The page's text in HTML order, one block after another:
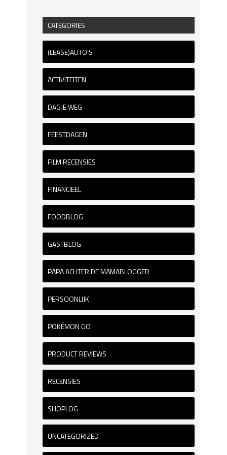
CATEGORIES
(LEASE)AUTO'S
ACTIVITEITEN
DAGJE WEG
FEESTDAGEN
FILM RECENSIES
FINANCIEEL
FOODBLOG
GASTBLOG
PAPA ACHTER DE MAMABLOGGER
PERSOONLIJK
POKÉMON GO
PRODUCT REVIEWS
RECENSIES
SHOPLOG
UNCATEGORIZED